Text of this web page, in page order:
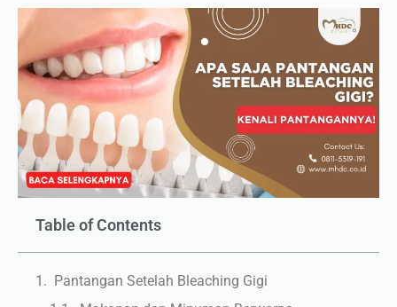
Table of Contents
Pantangan Setelah Bleaching Gigi